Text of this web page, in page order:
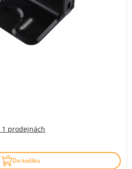
1 prodejnách
Do košíku